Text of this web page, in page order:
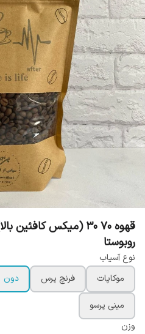
روبوستا
نوع آسیاب
موکاپات
فرنچ پرس دون
مینی پرسو
وزن